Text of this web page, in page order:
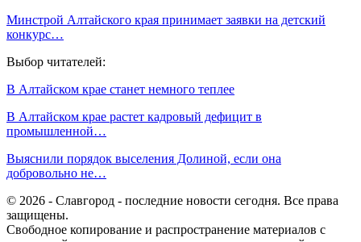
Минстрой Алтайского края принимает заявки на детский
конкурс…
Выбор читателей:
В Алтайском крае станет немного теплее
В Алтайском крае растет кадровый дефицит в
промышленной…
Выяснили порядок выселения Долиной, если она
добровольно не…
© 2026 - Славгород - последние новости сегодня. Все права
защищены.
Свободное копирование и распространение материалов с